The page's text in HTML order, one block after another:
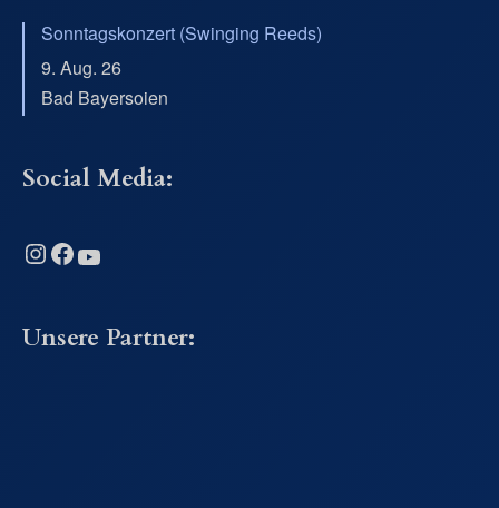
Sonntagskonzert (Swinging Reeds)
9. Aug. 26
Bad Bayersoien
Social Media:
Instagram Facebook YouTube
Unsere Partner: